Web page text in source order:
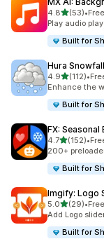
4.8滿分 5 顆星
(53)
共有 53 則評價
•
Play audio
Built for
Hura
4.9滿分 5 顆星
(112)
共有 112 則評價
•
Enhance the
Built for
FX:
4.7滿分 5 顆星
(152)
共有 152 則評價
•
200+
Built for
Imgify: Logo
5.0滿分 5 顆星
(29)
共有 29 則評價
•
Add Logo
Built for